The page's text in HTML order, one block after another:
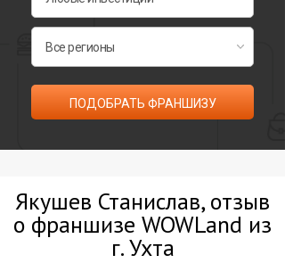
ПОДОБРАТЬ ФРАНШИЗУ
Якушев Станислав, отзыв
о франшизе WOWLand из
г. Ухта